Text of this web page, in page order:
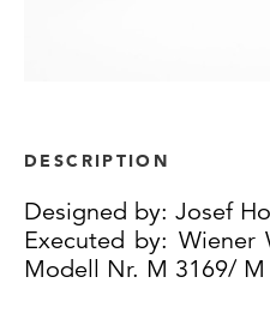
DESCRIPTION
Designed by: Josef
Executed by: Wiener
Modell Nr. M 3169/